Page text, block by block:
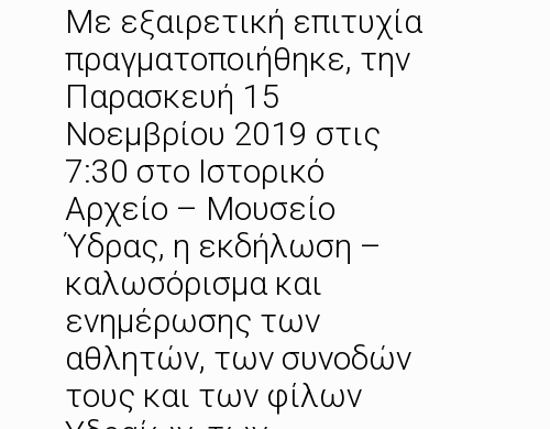
Με εξαιρετική επιτυχία
πραγματοποιήθηκε, την
Παρασκευή 15
Νοεμβρίου 2019 στις
7:30 στο Ιστορικό
Αρχείο – Μουσείο
Ύδρας, η εκδήλωση –
καλωσόρισμα και
ενημέρωσης των
αθλητών, των συνοδών
τους και των φίλων